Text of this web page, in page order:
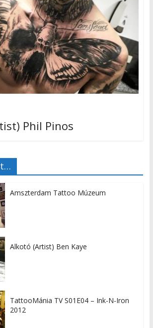
Phil Pinos
Amszterdam Tattoo Múzeum
Alkotó (Artist) Ben Kaye
TattooMánia TV S01E04 – Ink-N-Iron
2012